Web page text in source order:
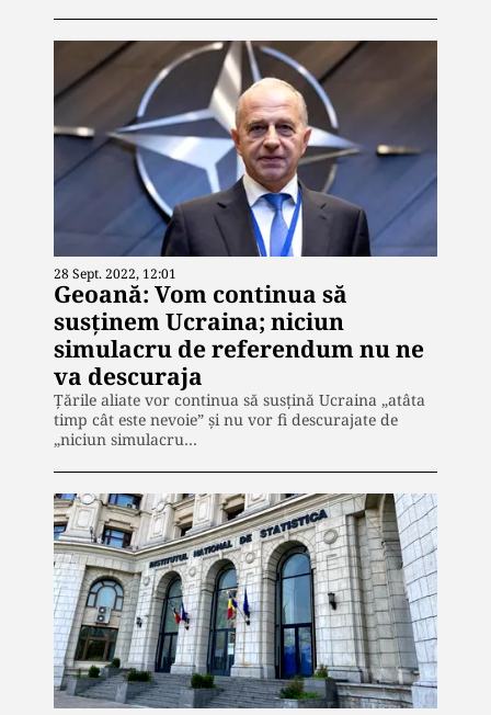
28 Sept. 2022, 12:01
Geoană: Vom continua să
susţinem Ucraina; niciun
simulacru de referendum nu ne
va descuraja
Ţările aliate vor continua să susţină Ucraina „atâta
timp cât este nevoie” şi nu vor fi descurajate de
„niciun simulacru…